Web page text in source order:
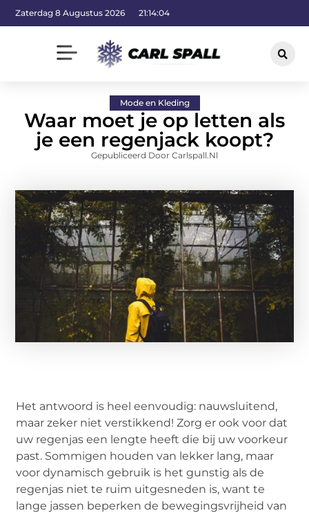
Zaterdag 8 Augustus 2026 21:14:05
Mode en Kleding
Waar moet je op letten als
je een regenjack koopt?
Gepubliceerd Door Carlspall.nl
Het antwoord is heel eenvoudig: nauwsluitend,
maar zeker niet verstikkend! Zorg er ook voor dat
uw regenjas een lengte heeft die bij uw voorkeur
past. Sommigen houden van lekker lang, maar
voor dynamisch gebruik is het gunstig als de
regenjas niet te ruim uitgesneden is, want te
lange jassen beperken de bewegingsvrijheid van